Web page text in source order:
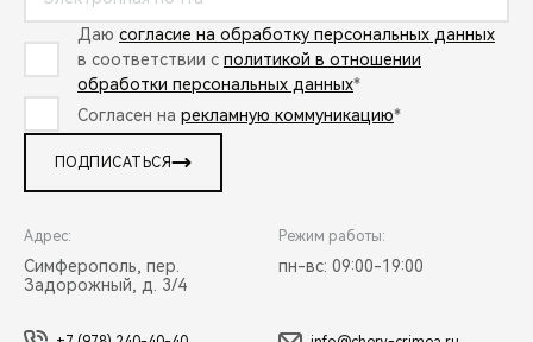
Даю согласие на обработку персональных данных
в соответствии с политикой в отношении
обработки персональных данных*
Согласен на рекламную коммуникацию*
ПОДПИСАТЬСЯ
Адрес:
Симферополь, пер.
Задорожный, д. 3/4
Режим работы:
пн-вс: 09:00-19:00